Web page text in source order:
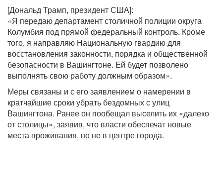
[Дональд Трамп, президент США]:
«Я передаю департамент столичной полиции округа
Колумбия под прямой федеральный контроль. Кроме
того, я направляю Национальную гвардию для
восстановления законности, порядка и общественной
безопасности в Вашингтоне. Ей будет позволено
выполнять свою работу должным образом».
Меры связаны и с его заявлением о намерении в
кратчайшие сроки убрать бездомных с улиц
Вашингтона. Ранее он пообещал выселить их «далеко
от столицы», заявив, что власти обеспечат новые
места проживания, но не в центре города.